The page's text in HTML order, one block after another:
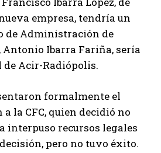
empresa, tendría un
de Administración de
Antonio Ibarra Fariña, sería
Acir-Radiópolis.
formalmente el
la CFC, quien decidió no
interpuso recursos legales
pero no tuvo éxito.